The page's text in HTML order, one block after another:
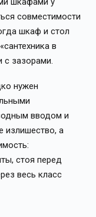
совместимости
шкаф и стол
в
с зазорами.
нужен
вводом и
излишество, а
стоя перед
весь класс